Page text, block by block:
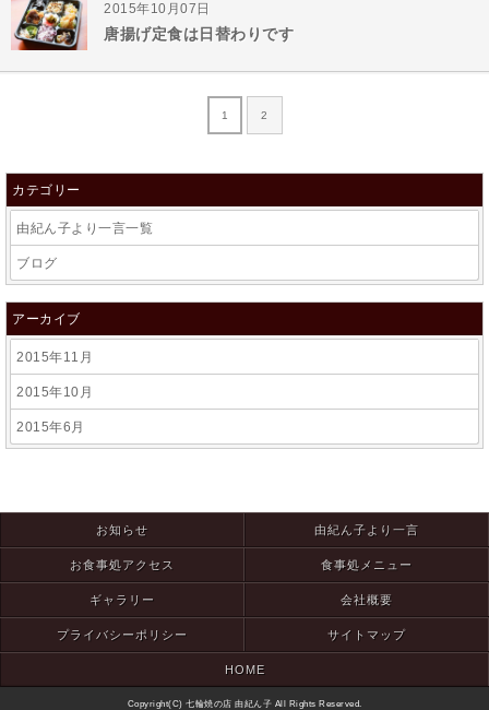
2015年10月07日
唐揚げ定食は日替わりです
1 2
カテゴリー
由紀ん子より一言一覧
ブログ
アーカイブ
2015年11月
2015年10月
2015年6月
お知らせ 由紀ん子より一言
お食事処アクセス 食事処メニュー
ギャラリー 会社概要
プライバシーポリシー サイトマップ
HOME
Copyright(C) 七輪焼の店 由紀ん子 All Rights Reserved.